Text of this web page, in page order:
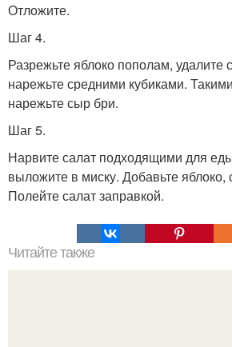
Отложите.
Шаг 4.
Разрежьте яблоко пополам, удалите
нарежьте средними кубиками.
нарежьте сыр бри.
Шаг 5.
Нарвите салат подходящими для
выложите в миску. Добавьте
Полейте салат заправкой.
Читайте также